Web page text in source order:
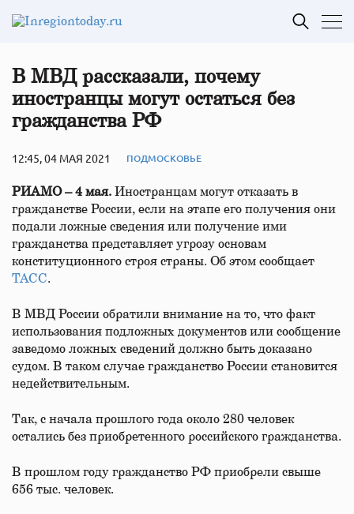
В МВД рассказали, почему
иностранцы могут остаться без
гражданства РФ
12:45, 04 МАЯ 2021 ПОДМОСКОВЬЕ
РИАМО – 4 мая. Иностранцам могут отказать в
гражданстве России, если на этапе его получения они
подали ложные сведения или получение ими
гражданства представляет угрозу основам
конституционного строя страны. Об этом сообщает
ТАСС.
В МВД России обратили внимание на то, что факт
использования подложных документов или сообщение
заведомо ложных сведений должно быть доказано
судом. В таком случае гражданство России становится
недействительным.
Так, с начала прошлого года около 280 человек
остались без приобретенного российского гражданства.
В прошлом году гражданство РФ приобрели свыше
656 тыс. человек.